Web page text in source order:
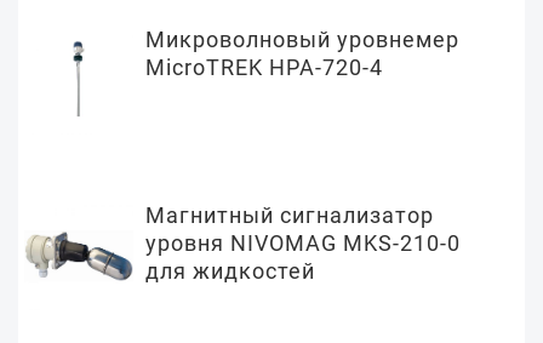
Микроволновый уровнемер
MicroTREK HPA-720-4
Магнитный сигнализатор
уровня NIVOMAG MKS-210-0
для жидкостей